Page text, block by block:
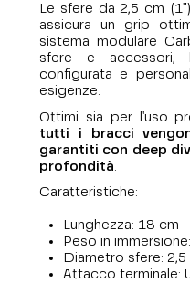
Le sfere da 2,5 cm
assicura un grip
sistema modulare
sfere e accessori,
configurata e
esigenze.
Ottimi sia per l'uso
tutti i bracci
garantiti con deep
profondità
Caratteristiche:
Lunghezza: 18 cm
Peso in
Diametro sfere: 2,5
Attacco terminale: